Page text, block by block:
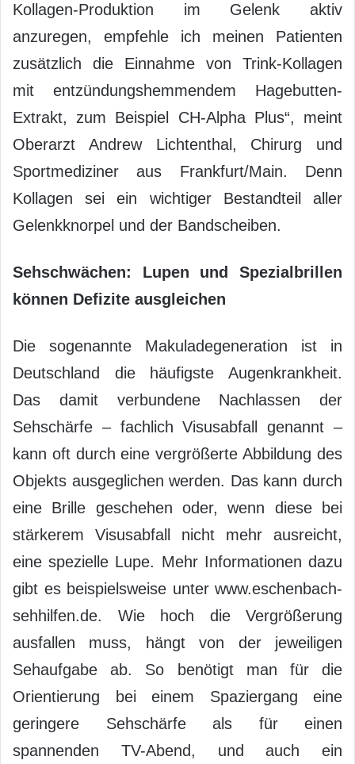
Kollagen-Produktion im Gelenk aktiv
anzuregen, empfehle ich meinen Patienten
zusätzlich die Einnahme von Trink-Kollagen
mit entzündungshemmendem Hagebutten-
Extrakt, zum Beispiel CH-Alpha Plus“, meint
Oberarzt Andrew Lichtenthal, Chirurg und
Sportmediziner aus Frankfurt/Main. Denn
Kollagen sei ein wichtiger Bestandteil aller
Gelenkknorpel und der Bandscheiben.
Sehschwächen: Lupen und Spezialbrillen
können Defizite ausgleichen
Die sogenannte Makuladegeneration ist in
Deutschland die häufigste Augenkrankheit.
Das damit verbundene Nachlassen der
Sehschärfe – fachlich Visusabfall genannt –
kann oft durch eine vergrößerte Abbildung des
Objekts ausgeglichen werden. Das kann durch
eine Brille geschehen oder, wenn diese bei
stärkerem Visusabfall nicht mehr ausreicht,
eine spezielle Lupe. Mehr Informationen dazu
gibt es beispielsweise unter www.eschenbach-
sehhilfen.de. Wie hoch die Vergrößerung
ausfallen muss, hängt von der jeweiligen
Sehaufgabe ab. So benötigt man für die
Orientierung bei einem Spaziergang eine
geringere Sehschärfe als für einen
spannenden TV-Abend, und auch ein